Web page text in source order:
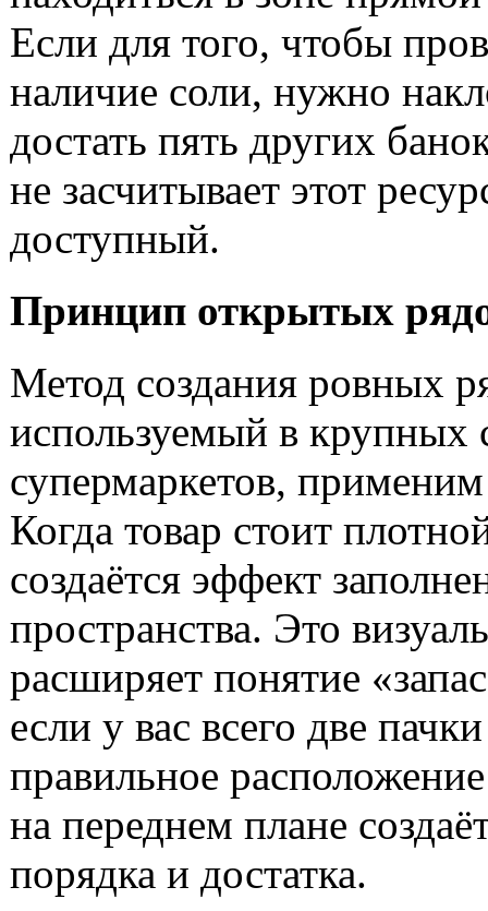
Если для того, чтобы
наличие соли, нужно
достать пять других
не засчитывает этот
доступный.
Принцип открытых
Метод создания ровных
используемый в крупных
супермаркетов,
Когда товар стоит
создаётся эффект
пространства. Это
расширяет понятие
если у вас всего две
правильное расположение
на переднем плане
порядка и достатка.